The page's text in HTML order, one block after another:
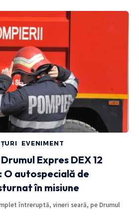
EVENIMENT
Expres DEX 12
autospecială de
în misiune
întreruptă, vineri seară, pe Drumul